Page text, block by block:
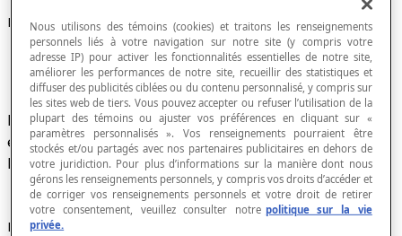
Polygones isométriques
DespolygonesP et P' sont isométriques s'il
existe une isométrie H du plan telle que H(P) =
P'.
Les polygones isométriques sont des polygones dont
Nous utilisons des témoins (cookies) et traitons les renseignements
personnels liés à votre navigation sur notre site (y compris votre
adresse IP) pour activer les fonctionnalités essentielles de notre site,
améliorer les performances de notre site, recueillir des statistiques et
diffuser des publicités ciblées ou du contenu personnalisé, y compris sur
les sites web de tiers. Vous pouvez accepter ou refuser l’utilisation de la
plupart des témoins ou ajuster vos préférences en cliquant sur «
paramètres personnalisés ». Vos renseignements pourraient être
stockés et/ou partagés avec nos partenaires publicitaires en dehors de
votre juridiction. Pour plus d’informations sur la manière dont nous
gérons les renseignements personnels, y compris vos droits d’accéder et
de corriger vos renseignements personnels et votre droit de retirer
votre consentement, veuillez consulter notre politique sur la vie
privée.